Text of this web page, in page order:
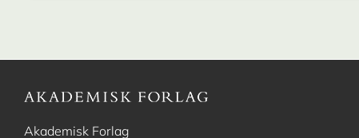
Akademisk Forlag